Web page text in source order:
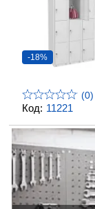
Код: 11221
-18%
(0)